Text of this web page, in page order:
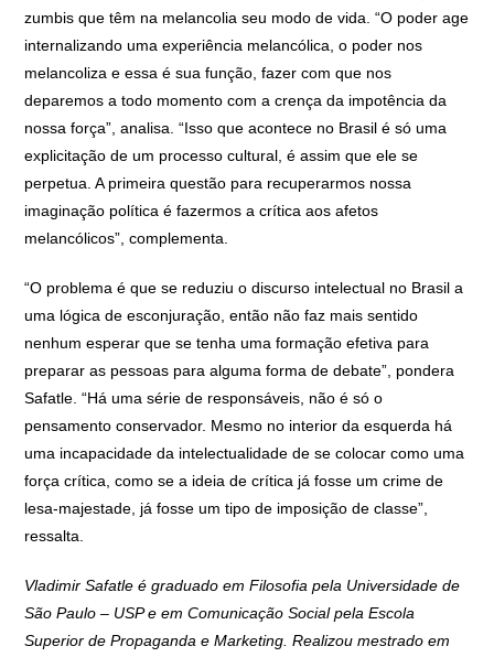
zumbis que têm na melancolia seu modo de vida. “O poder age
internalizando uma experiência melancólica, o poder nos
melancoliza e essa é sua função, fazer com que nos
deparemos a todo momento com a crença da impotência da
nossa força”, analisa. “Isso que acontece no Brasil é só uma
explicitação de um processo cultural, é assim que ele se
perpetua. A primeira questão para recuperarmos nossa
imaginação política é fazermos a crítica aos afetos
melancólicos”, complementa.
“O problema é que se reduziu o discurso intelectual no Brasil a
uma lógica de esconjuração, então não faz mais sentido
nenhum esperar que se tenha uma formação efetiva para
preparar as pessoas para alguma forma de debate”, pondera
Safatle. “Há uma série de responsáveis, não é só o
pensamento conservador. Mesmo no interior da esquerda há
uma incapacidade da intelectualidade de se colocar como uma
força crítica, como se a ideia de crítica já fosse um crime de
lesa-majestade, já fosse um tipo de imposição de classe”,
ressalta.
Vladimir Safatle é graduado em Filosofia pela Universidade de
São Paulo – USP e em Comunicação Social pela Escola
Superior de Propaganda e Marketing. Realizou mestrado em